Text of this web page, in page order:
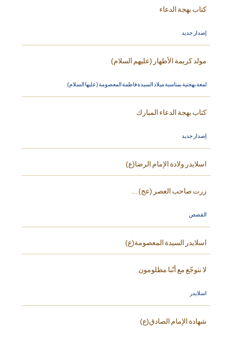
كتاب بهجة الدعاء
إصدار جديد
مولد كريمة الأطهار (عليهم السلام)
لمعة بهجتية بمناسبة ميلاد السيدة فاطمة المعصومة (عليها السلام)
كتاب بهجة الدعاء المبارك
إصدار جديد
اسلايدر ولادة الإمام الرضا(ع)
زرت صاحب العصر (عج) ...
القصص
اسلايدر السيدة المعصومة(ع)
لا نتوجّع مع أنّنا مظلومون
اسلايدر
شهادة الإمام الصادق(ع)